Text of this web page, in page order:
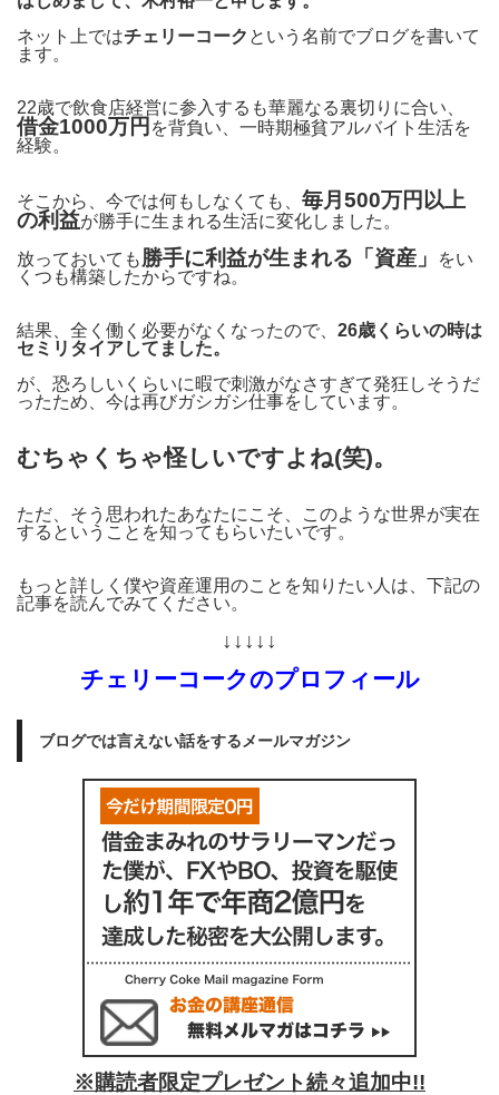
ネット上ではチェリーコーク という名前でブログを書いて
ます。
22歳で飲食店経営に参入するも華麗なる裏切りに合い、
借金1000万円 を背負い、一時期極貧アルバイト生活を
経験。
そこから、今では何もしなくても、 毎月500万円以上
の利益が勝手に生まれる生活に変化しました。
放っておいても 勝手に利益が生まれる「資産」
をい
くつも構築したからですね。
結果、全く働く必要がなくなったので、 26歳くらいの時は
セミリタイアしてました。
が、恐ろしいくらいに暇で刺激がなさすぎて発狂しそうだ
ったため、今は再びガシガシ仕事をしています。
むちゃくちゃ怪しいですよね(笑)。
ただ、そう思われたあなたにこそ、このような世界が実在
するということを知ってもらいたいです。
もっと詳しく僕や資産運用のことを知りたい人は、下記の
記事を読んでみてください。
↓↓↓↓↓
チェリーコークのプロフィール
ブログでは言えない話をするメールマガジン
※購読者限定プレゼント続々追加中!!